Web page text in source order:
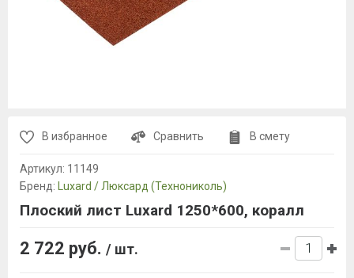
В избранное Сравнить В смету
Артикул: 11149
Бренд:
Luxard / Люксард (Технониколь)
Плоский лист Luxard 1250*600, коралл
2 722 руб. / шт.